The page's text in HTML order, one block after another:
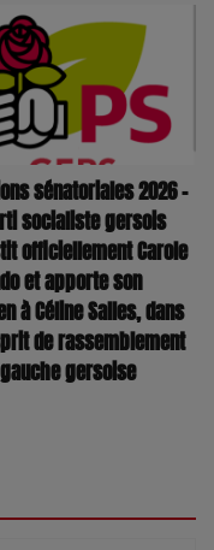
sénatoriales 2026 –
socialiste gersois
officiellement Carole
et apporte son
à Céline Salles, dans
de rassemblement
gersoise